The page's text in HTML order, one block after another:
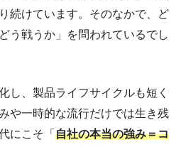
続けています。そのなかで、ど
う戦うか」を問われているでし
し、製品ライフサイクルも短く
や一時的な流行だけでは生き残
にこそ「 自社の本当の強み＝コ